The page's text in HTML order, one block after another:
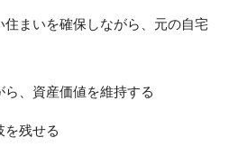
住まいを確保しながら、元の自宅
ら、資産価値を維持する
を残せる